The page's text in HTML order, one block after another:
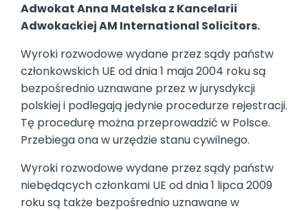
Adwokat Anna Matelska z Kancelarii
Adwokackiej AM International Solicitors.
Wyroki rozwodowe wydane przez sądy państw
członkowskich UE od dnia 1 maja 2004 roku są
bezpośrednio uznawane przez w jurysdykcji
polskiej i podlegają jedynie procedurze rejestracji.
Tę procedurę można przeprowadzić w Polsce.
Przebiega ona w urzędzie stanu cywilnego.
Wyroki rozwodowe wydane przez sądy państw
niebędących członkami UE od dnia 1 lipca 2009
roku są także bezpośrednio uznawane w